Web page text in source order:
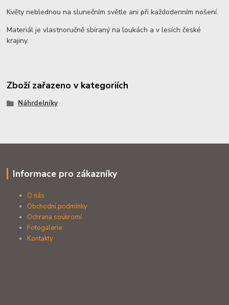
Květy neblednou na slunečním světle ani při každodenním nošení.
Materiál je vlastnoručně sbíraný na loukách a v lesích české
krajiny.
Zboží zařazeno v kategoriích
Náhrdelníky
Informace pro zákazníky
O nás
Obchodní podmínky
Ochrana soukromí
Fotogalerie
Kontakty